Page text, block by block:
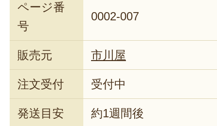
ページ番
号
0002-007
販売元 市川屋
注文受付 受付中
発送目安 約1週間後